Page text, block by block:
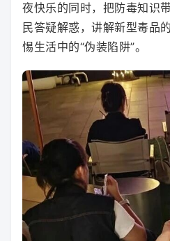
夜快乐的同时，把防毒知识
民答疑解惑，讲解新型毒品
惕生活中的“伪装陷阱”。